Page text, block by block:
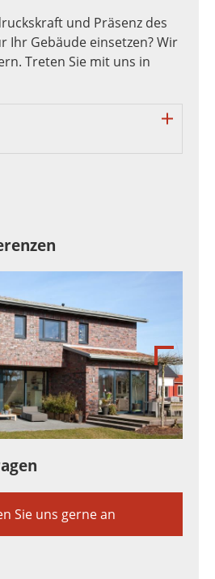
und Präsenz des
Ihr Gebäude einsetzen? Wir
Treten Sie mit uns in
Sie uns gerne an